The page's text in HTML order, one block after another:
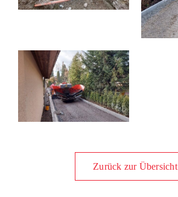
Zurück zur Übersicht